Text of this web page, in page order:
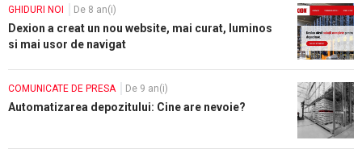
GHIDURI NOI De 8 an(i)
Dexion a creat un nou website, mai curat, luminos
si mai usor de navigat
COMUNICATE DE PRESA De 9 an(i)
Automatizarea depozitului: Cine are nevoie?